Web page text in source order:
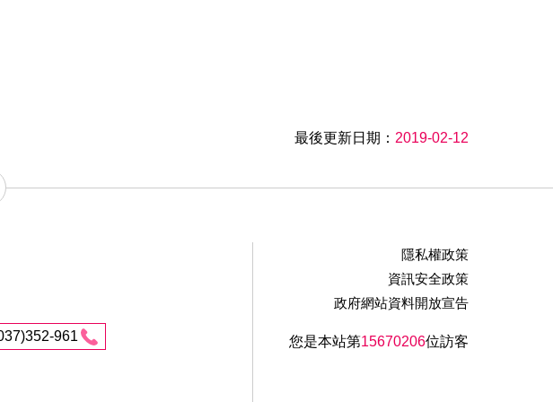
最後更新日期： 2019-02-12
961
隱私權政策
資訊安全政策
政府網站資料開放宣告
您是本站第15670206位訪客